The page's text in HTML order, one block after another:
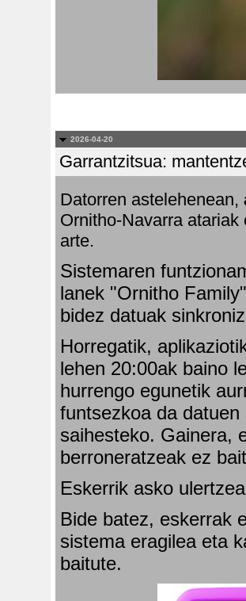
2026-04-20
Garrantzitsua:
Datorren astelehenean,
Ornitho-Navarra
arte.
Sistemaren
lanek "Ornitho
bidez datuak
Horregatik,
lehen 20:00ak baino
hurrengo egunetik
funtsezkoa da
saihesteko. Gainera,
berroneratzeak ez
Eskerrik asko
Bide batez, eskerrak
sistema eragilea eta
baitute.